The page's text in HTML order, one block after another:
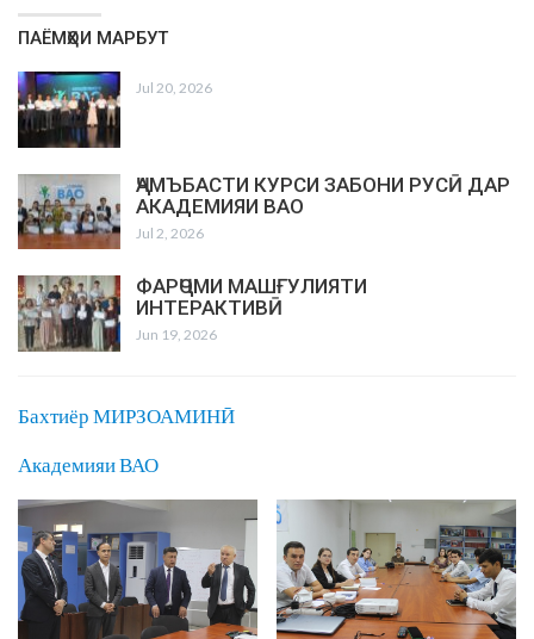
ПАЁМҲОИ МАРБУТ
Jul 20, 2026
ҶАМЪБАСТИ КУРСИ ЗАБОНИ РУСӢ ДАР
АКАДЕМИЯИ ВАО
Jul 2, 2026
ФАРҶОМИ МАШҒУЛИЯТИ
ИНТЕРАКТИВӢ
Jun 19, 2026
Бахтиёр МИРЗОАМИНӢ
Академияи ВАО